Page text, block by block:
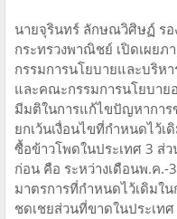
นายจุรินทร์ ลักษณวิศิษฏ์ รอ
กระทรวงพาณิชย์ เปิดเผย
กรรมการนโยบายและบริห
และคณะกรรมการนโยบาย
มีมติในการแก้ไขปัญหากา
ยกเว้นเงื่อนไขที่กำหนดไว้เ
ซื้อข้าวโพดในประเทศ 3 ส่
ก่อน คือ ระหว่างเดือนพ.ค
มาตรการที่กำหนดไว้เดิมใ
ชดเชยส่วนที่ขาดในประเทศ